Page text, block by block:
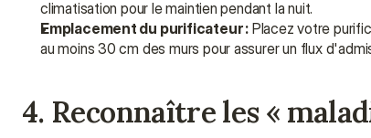
climatisation pour le maintien pendant la nuit.
Emplacement du purificateur : Placez votre
au moins 30 cm des murs pour assurer un flux
4. Reconnaître les «